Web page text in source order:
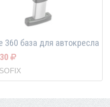
360 база для автокресла